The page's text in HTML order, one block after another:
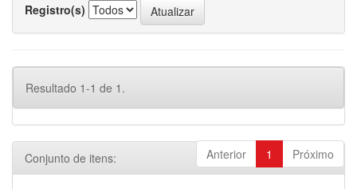
Registro(s)
Resultado 1-1 de 1.
Anterior 1 Próximo
Conjunto de itens: